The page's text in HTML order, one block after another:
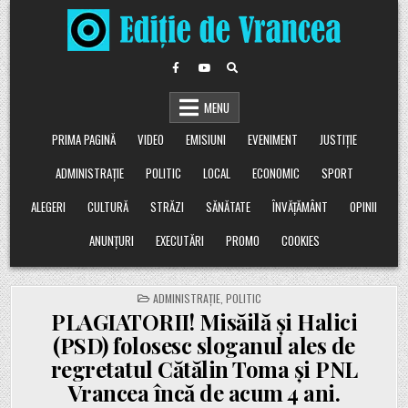
Skip
to
content
MENU
PRIMA PAGINĂ
VIDEO EMISIUNI EVENIMENT
JUSTIȚIE
ADMINISTRAȚIE
POLITIC LOCAL ECONOMIC
SPORT
ALEGERI
CULTURĂ STRĂZI SĂNĂTATE ÎNVĂȚĂMÂNT
OPINII
ANUNȚURI
EXECUTĂRI PROMO COOKIES
POSTED
IN
ADMINISTRAȚIE POLITIC
PLAGIATORII! Misăilă și Halici
(PSD) folosesc sloganul ales de
regretatul Cătălin Toma și PNL
Vrancea încă de acum 4 ani.